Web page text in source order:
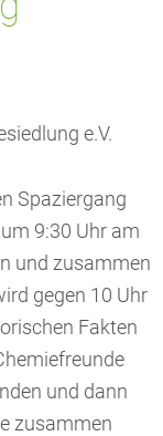
e.V.
Spaziergang
9:30 Uhr am
und zusammen
gegen 10 Uhr
Fakten
und dann
zusammen